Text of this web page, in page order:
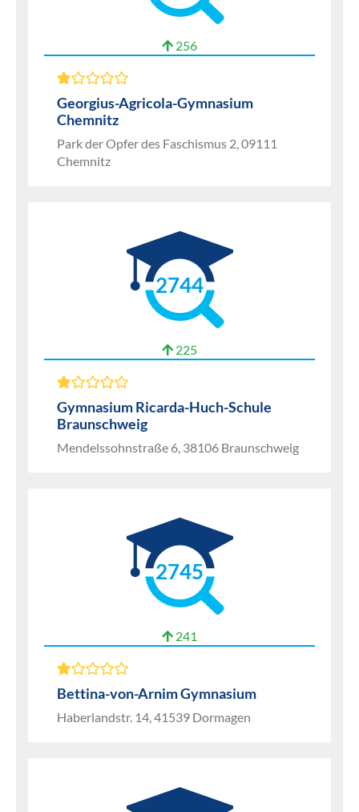
256
Georgius-Agricola-Gymnasium
Chemnitz
Park der Opfer des Faschismus 2, 09111
Chemnitz
2744
225
Gymnasium Ricarda-Huch-Schule
Braunschweig
Mendelssohnstraße 6, 38106 Braunschweig
2745
241
Bettina-von-Arnim Gymnasium
Haberlandstr. 14, 41539 Dormagen